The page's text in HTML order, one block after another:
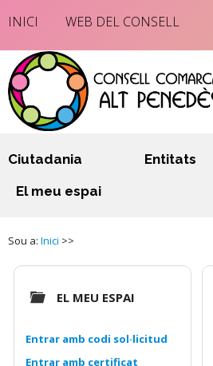
INICI WEB DEL CONSELL
Ciutadania Entitats
El meu espai
Sou a: Inici >>
EL MEU ESPAI
Entrar amb codi sol·licitud